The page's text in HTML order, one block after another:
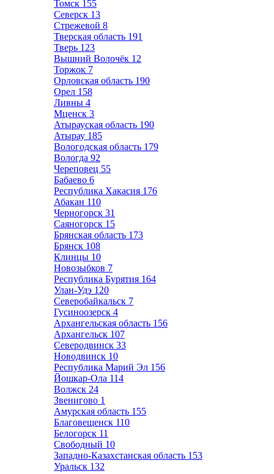
Томск 155
Северск 13
Стрежевой 8
Тверская область 191
Тверь 123
Вышний Волочёк 12
Торжок 7
Орловская область 190
Орел 158
Ливны 4
Мценск 3
Атырауская область 190
Атырау 185
Вологодская область 179
Вологда 92
Череповец 55
Бабаево 6
Республика Хакасия 176
Абакан 110
Черногорск 31
Саяногорск 15
Брянская область 173
Брянск 108
Клинцы 10
Новозыбков 7
Республика Бурятия 164
Улан-Удэ 120
Северобайкальск 7
Гусиноозерск 4
Архангельская область 156
Архангельск 107
Северодвинск 33
Новодвинск 10
Республика Марий Эл 156
Йошкар-Ола 114
Волжск 24
Звенигово 1
Амурская область 155
Благовещенск 110
Белогорск 11
Свободный 10
Западно-Казахстанская область 153
Уральск 132